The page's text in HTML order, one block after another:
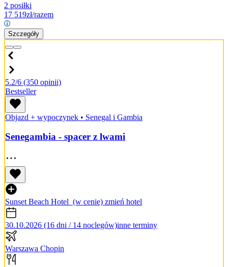
2 posiłki
17 519zł/razem
Szczegóły
5.2/6 (350 opinii)
Bestseller
Objazd + wypoczynek • Senegal i Gambia
Senegambia - spacer z lwami
Sunset Beach Hotel (w cenie) zmień hotel
30.10.2026 (16 dni / 14 noclegów)inne terminy
Warszawa Chopin